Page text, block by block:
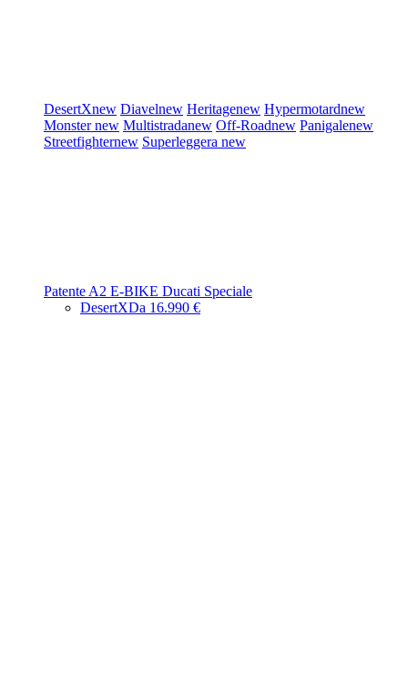
DesertXnew Diavelnew Heritagenew Hypermotardnew
Monsternew Multistradanew Off-Roadnew Panigalenew
Streetfighternew Superleggera new
Patente A2 E-BIKE Ducati Speciale
DesertXDa 16.990 €